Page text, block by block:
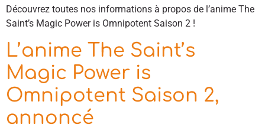
Découvrez toutes nos informations à propos de l’anime The
Saint’s Magic Power is Omnipotent Saison 2 !
L’anime The Saint’s
Magic Power is
Omnipotent Saison 2,
annoncé